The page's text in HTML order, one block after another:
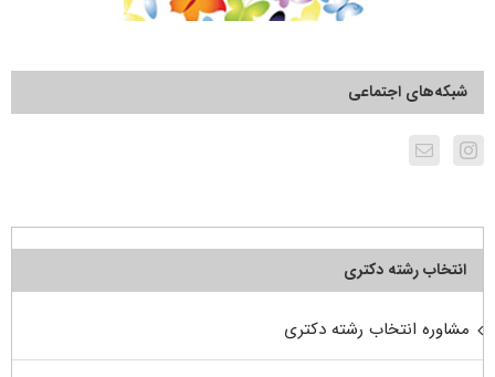
شبکه‌های اجتماعی
انتخاب رشته دکتری
مشاوره انتخاب رشته دکتری